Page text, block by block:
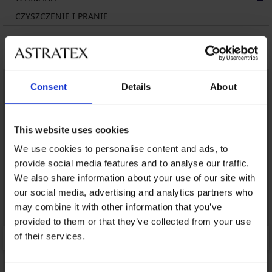
Consent Details About
This website uses cookies
We use cookies to personalise content and ads, to
provide social media features and to analyse our traffic.
We also share information about your use of our site with
our social media, advertising and analytics partners who
may combine it with other information that you’ve
provided to them or that they’ve collected from your use
of their services.
CZYSZCZENIE I PRANIE
Może Ci się spodobać